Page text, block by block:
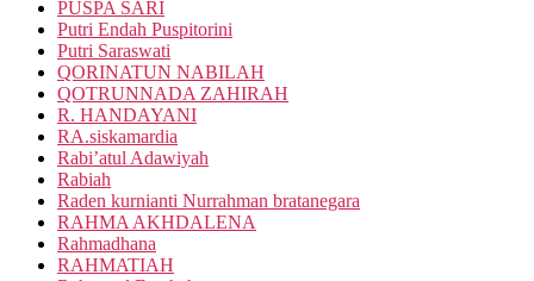
PUSPA SARI
Putri Endah Puspitorini
Putri Saraswati
QORINATUN NABILAH
QOTRUNNADA ZAHIRAH
R. HANDAYANI
RA.siskamardia
Rabi’atul Adawiyah
Rabiah
Raden kurnianti Nurrahman bratanegara
RAHMA AKHDALENA
Rahmadhana
RAHMATIAH